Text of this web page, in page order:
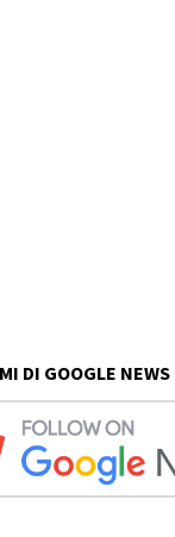
DI GOOGLE NEWS